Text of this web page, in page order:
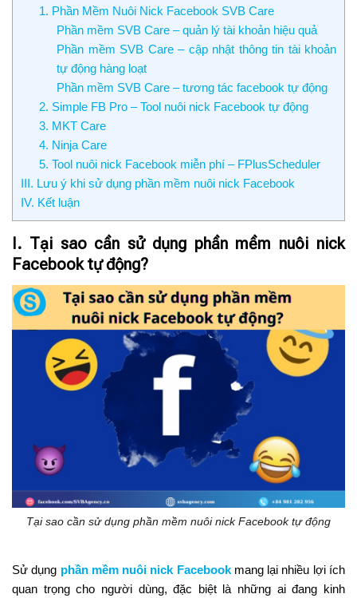
1. Phần Mềm Nuôi Nick Facebook SVB Care
Phần mềm SVB Care – quản lý tài khoản hiệu quả
Phần mềm SVB Care – cập nhật thông tin tài khoản
tự động hàng loạt
Phần mềm SVB Care – tương tác facebook tự động
2. Simple FB Pro – Tool nuôi nick Facebook tự động
3. MKT Care
4. Ninja Care
5. Tool nuôi nick Facebook miễn phí – FPlusScheduler
III. Lưu ý khi sử dụng phần mềm nuôi nick Facebook
IV. Kết luận
I. Tại sao cần sử dụng phần mềm nuôi nick
Facebook tự động?
Tại sao cần sử dụng phần mềm nuôi nick Facebook tự động
Sử dụng phần mềm nuôi nick Facebookmang lại nhiều lợi ích
quan trọng cho người dùng, đặc biệt là những ai đang kinh